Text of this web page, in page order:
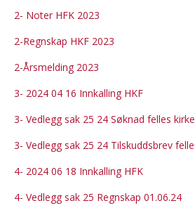
2- Noter HFK 2023
2-Regnskap HKF 2023
2-Årsmelding 2023
3- 2024 04 16 Innkalling HKF
3- Vedlegg sak 25 24 Søknad felles
3- Vedlegg sak 25 24 Tilskuddsbrev
4- 2024 06 18 Innkalling HFK
4- Vedlegg sak 25 Regnskap 01.06.24